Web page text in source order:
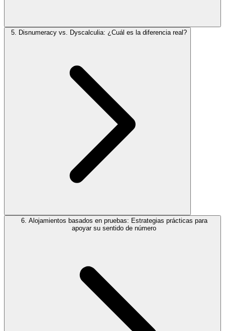
5. Disnumeracy vs. Dyscalculia: ¿Cuál es la diferencia real?
6. Alojamientos basados en pruebas: Estrategias prácticas para
apoyar su sentido de número